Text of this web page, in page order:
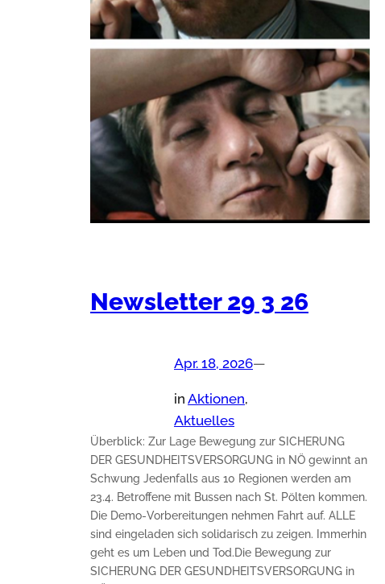
Newsletter 29 3 26
Apr. 18, 2026—
in Aktionen
Aktuelles
Überblick: Zur Lage Bewegung zur SICHERUNG
DER GESUNDHEITSVERSORGUNG in NÖ gewinnt an
Schwung Jedenfalls aus 10 Regionen werden am
23.4. Betroffene mit Bussen nach St. Pölten kommen.
Die Demo-Vorbereitungen nehmen Fahrt auf. ALLE
sind eingeladen sich solidarisch zu zeigen. Immerhin
geht es um Leben und Tod.Die Bewegung zur
SICHERUNG DER GESUNDHEITSVERSORGUNG in